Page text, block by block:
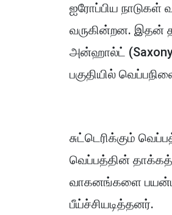
ஐரோப்பிய
வருகின்றன. இதன்
அன்ஹால்ட்
பகுதியில்
சுட்டெரிக்கும்
வெப்பத்தின்
வாகனங்களை
பீய்ச்சியடித்தனர்.